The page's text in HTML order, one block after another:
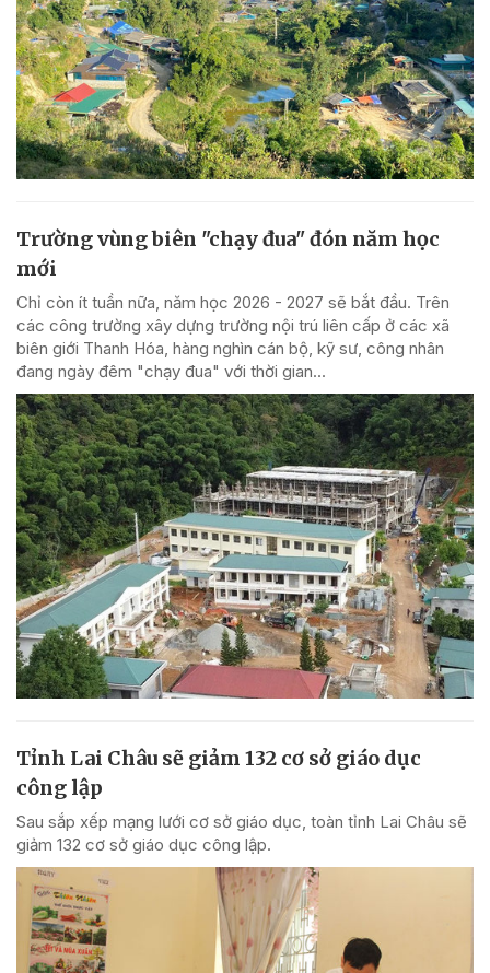
Trường vùng biên "chạy đua" đón năm học
mới
Chỉ còn ít tuần nữa, năm học 2026 - 2027 sẽ bắt đầu. Trên
các công trường xây dựng trường nội trú liên cấp ở các xã
biên giới Thanh Hóa, hàng nghìn cán bộ, kỹ sư, công nhân
đang ngày đêm "chạy đua" với thời gian...
Tỉnh Lai Châu sẽ giảm 132 cơ sở giáo dục
công lập
Sau sắp xếp mạng lưới cơ sở giáo dục, toàn tỉnh Lai Châu sẽ
giảm 132 cơ sở giáo dục công lập.